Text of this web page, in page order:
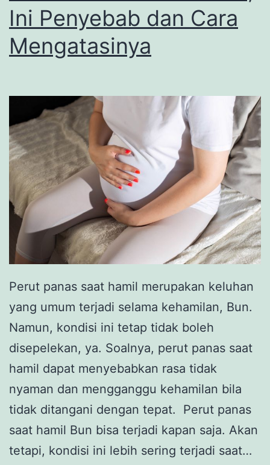
Ini Penyebab dan Cara
Mengatasinya
Perut panas saat hamil merupakan keluhan
yang umum terjadi selama kehamilan, Bun.
Namun, kondisi ini tetap tidak boleh
disepelekan, ya. Soalnya, perut panas saat
hamil dapat menyebabkan rasa tidak
nyaman dan mengganggu kehamilan bila
tidak ditangani dengan tepat. Perut panas
saat hamil Bun bisa terjadi kapan saja. Akan
tetapi, kondisi ini lebih sering terjadi saat…